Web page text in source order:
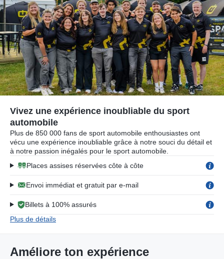
Vivez une expérience inoubliable du sport
automobile
Plus de 850 000 fans de sport automobile enthousiastes ont
vécu une expérience inoubliable grâce à notre souci du détail et
à notre passion inégalés pour le sport automobile.
Places assises réservées côte à côte
Envoi immédiat et gratuit par e-mail
Billets à 100% assurés
Plus de détails
Améliore ton expérience